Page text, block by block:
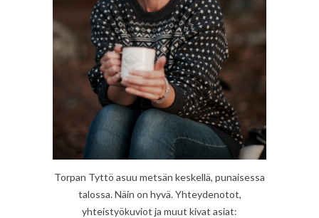
Torpan Tyttö asuu metsän keskellä, punaisessa
talossa. Näin on hyvä. Yhteydenotot,
yhteistyökuviot ja muut kivat asiat: